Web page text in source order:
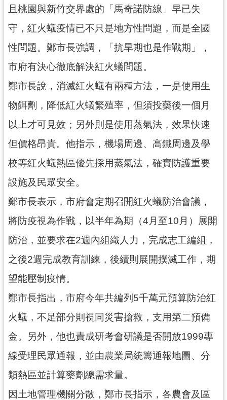
政
箱
常
見
問
答
桃
園
市
政
入
口
隱
私
權
政
策
網
站
安
全
政
府
網
且桃園與新竹交界處的「馬奇諾防線」早已失
守，紅火蟻疫情已不只是地方性問題，而是全國
性問題。鄭市長強調，「抗旱期也是作戰期」，
市府有決心徹底解決紅火蟻問題。
鄭市長說，消滅紅火蟻有兩種方法，一是使用生
物餌劑，降低紅火蟻繁殖率，但須投藥後一個月
以上才可見效；另外則是使用蒸氣法，效果快速
但價格昂貴。他指示，機場周邊、高鐵周邊及學
校等紅火蟻熱區優先採用蒸氣法，確實防護重要
設施及民眾安全。
鄭市長表示，市府會定期召開紅火蟻防治會議，
將防疫視為作戰，以半年為期（4月至10月）展開
防治，並要求在2週內組織人力，完成志工編組，
之後2週完成教育訓練，後續則展開撲滅工作，期
望能壓制疫情。
鄭市長指出，市府今年共編列5千萬元預算防治紅
火蟻，不足部分則視同災害搶救，支用第二預備
金。另外，他也責成研考會研議是否開放1999專
線受理民眾通報，並由農業局統籌通報地圖、分
類熱區並計算藥劑總需求量。
因土地管理機關分散，鄭市長指示，各農會及區